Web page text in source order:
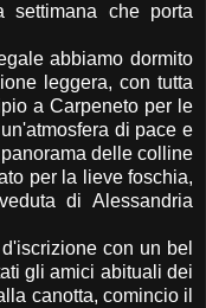
settimana che porta
abbiamo dormito
leggera, con tutta
a Carpeneto per le
di pace e
delle colline
per la lieve foschia,
di Alessandria
con un bel
gli amici abituali dei
canotta, comincio il